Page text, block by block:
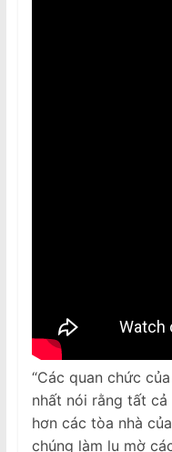
“Các quan chức
nhất nói rằng tất
hơn các tòa nhà
chúng làm lu mờ